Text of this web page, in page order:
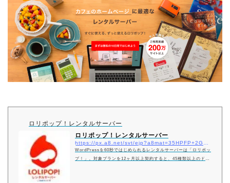
ロリポップ！レンタルサーバー
ロリポップ！レンタルサーバー
WordPressを60秒ではじめられるレンタルサーバーは「ロリポッ
プ！」。対象プランを12ヶ月以上契約すると、45種類以上のドメ